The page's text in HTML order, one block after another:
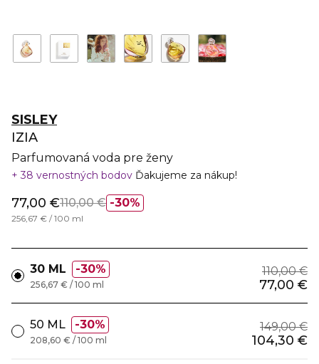
SISLEY
IZIA
Parfumovaná voda pre ženy
38 vernostných bodov Ďakujeme za nákup!
30%
77,00 €110,00 €
256,67 € / 100 ml
30 ML 30% 110,00 €
77,00 €
256,67 € / 100 ml
50 ML 30% 149,00 €
104,30 €
208,60 € / 100 ml